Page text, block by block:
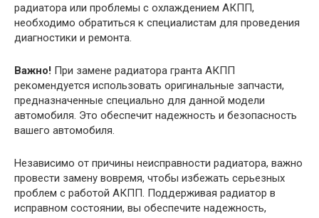
радиатора или проблемы с охлаждением АКПП,
необходимо обратиться к специалистам для проведения
диагностики и ремонта.
Важно! При замене радиатора гранта АКПП
рекомендуется использовать оригинальные запчасти,
предназначенные специально для данной модели
автомобиля. Это обеспечит надежность и безопасность
вашего автомобиля.
Независимо от причины неисправности радиатора, важно
провести замену вовремя, чтобы избежать серьезных
проблем с работой АКПП. Поддерживая радиатор в
исправном состоянии, вы обеспечите надежность,